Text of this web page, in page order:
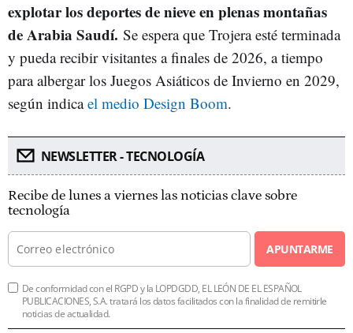
explotar los deportes de nieve en plenas montañas
de Arabia Saudí. Se espera que Trojera esté terminada
y pueda recibir visitantes a finales de 2026, a tiempo
para albergar los Juegos Asiáticos de Invierno en 2029,
según indicael medio Design Boom.
NEWSLETTER - TECNOLOGÍA
Recibe de lunes a viernes las noticias clave sobre
tecnología
APUNTARME
De conformidad con el RGPD y la LOPDGDD, EL LEÓN DE EL ESPAÑOL
PUBLICACIONES, S.A. tratará los datos facilitados con la finalidad de remitirle
noticias de actualidad.